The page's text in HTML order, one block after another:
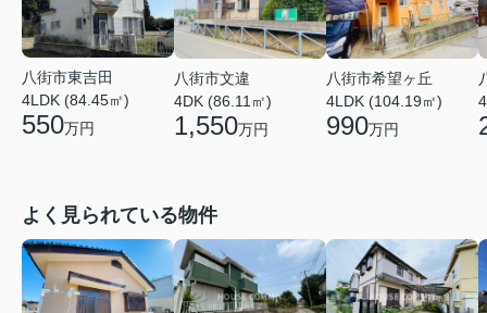
八街市東吉田
4LDK (84.45㎡)
550万円
八街市文違
4DK (86.11㎡)
1,550万円
八街市希望ヶ丘
4LDK (104.19㎡)
990万円
よく見られている物件